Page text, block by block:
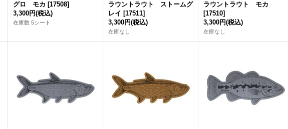
グロ モカ [17508]
3,300円(税込)
在庫数 5シート
ラウントラウト ストームグ
レイ [17511]
3,300円(税込)
在庫なし
ラウントラウト モカ
[17510]
3,300円(税込)
在庫なし